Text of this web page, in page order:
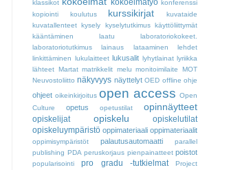
klassikot kokoelmatyö konferenssi
kopiointi
koulutus kurssikirjat
kuvataide
kuvatallenteet
kysely kyselytutkimus
käyttöliittymät
kääntäminen
laatu
laboratoriokokeet.
laboratoriotutkimus
lainaus lataaminen
lehdet
linkittäminen
lukulaitteet lukusalit lyhytlainat lyriikka
lähteet
Martat matrikkelit melu monitoimilaite
MOT
Neuvostoliitto näkyvyys näyttelyt OED offline ohje
ohjeet oikeinkirjoitus open access Open
Culture
opetus opetustilat opinnäytteet
opiskelijat opiskelu
opiskelutilat
opiskeluympäristö oppimateriaali oppimateriaalit
oppimisympäristöt palautusautomaatti
parallel
publishing PDA peruskorjaus pienpainatteet poistot
popularisointi pro gradu -tutkielmat
Project